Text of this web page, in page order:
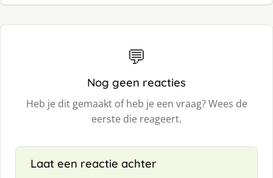
💬
Nog geen reacties
Heb je dit gemaakt of heb je een vraag? Wees de
eerste die reageert.
Laat een reactie achter